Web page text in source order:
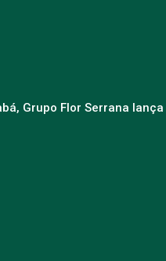
Grupo Flor Serrana lança